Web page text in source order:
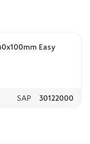
Easy
SAP 30122000